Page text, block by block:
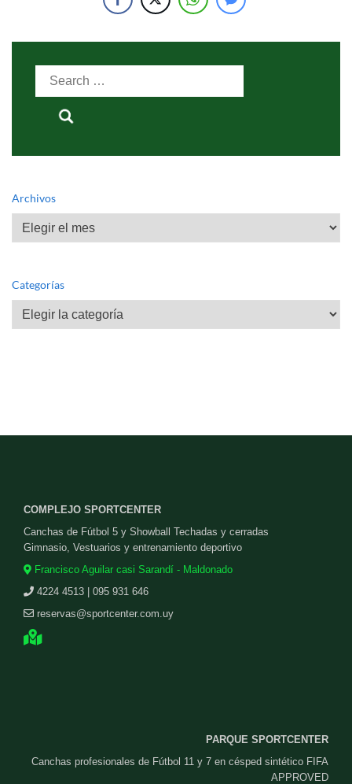
Search
for:
Archivos
Archivos
Categorías
Categorías
COMPLEJO SPORTCENTER
Canchas de Fútbol 5 y Showball Techadas y cerradas
Gimnasio, Vestuarios y entrenamiento deportivo
Francisco Aguilar casi Sarandí - Maldonado
4224 4513 | 095 931 646
reservas@sportcenter.com.uy
PARQUE SPORTCENTER
Canchas profesionales de Fútbol 11 y 7 en césped sintético FIFA
APPROVED